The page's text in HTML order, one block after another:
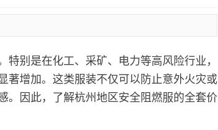
别是在化工、采矿、电力等高风险行业，
著增加。这类服装不仅可以防止意外火灾或
。因此，了解杭州地区安全阻燃服的全套价